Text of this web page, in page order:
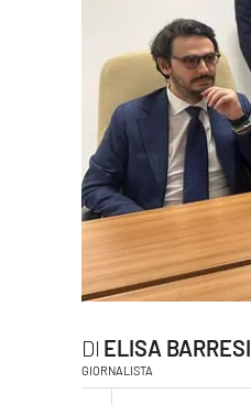
lacitymag.it
ELISA BARRESI
GIORNALISTA